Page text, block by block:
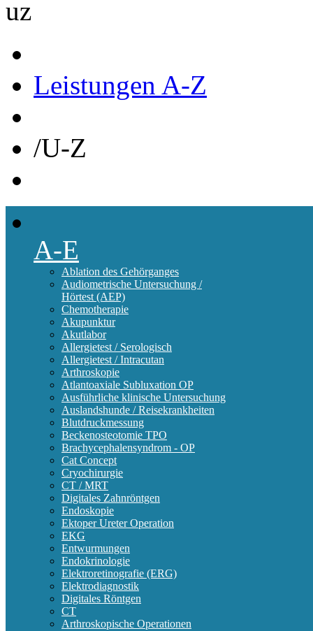
Leistungen A-Z
/U-Z
A-E
Ablation des Gehörganges
Audiometrische Untersuchung /
Hörtest (AEP)
Chemotherapie
Akupunktur
Akutlabor
Allergietest / Serologisch
Allergietest / Intracutan
Arthroskopie
Atlantoaxiale Subluxation OP
Ausführliche klinische Untersuchung
Auslandshunde / Reisekrankheiten
Blutdruckmessung
Beckenosteotomie TPO
Brachycephalensyndrom - OP
Cat Concept
Cryochirurgie
CT / MRT
Digitales Zahnröntgen
Endoskopie
Ektoper Ureter Operation
EKG
Entwurmungen
Endokrinologie
Elektroretinografie (ERG)
Elektrodiagnostik
Digitales Röntgen
CT
Arthroskopische Operationen